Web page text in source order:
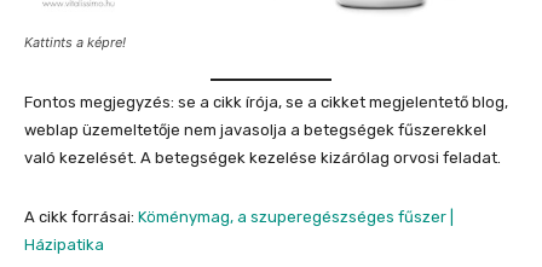
Kattints a képre!
Fontos megjegyzés: se a cikk írója, se a cikket megjelentető blog,
weblap üzemeltetője nem javasolja a betegségek fűszerekkel
való kezelését. A betegségek kezelése kizárólag orvosi feladat.
A cikk forrásai: Köménymag, a szuperegészséges fűszer |
Házipatika